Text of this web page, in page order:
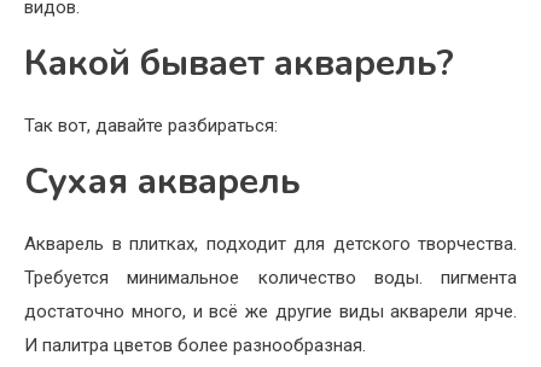
видов.
Какой бывает акварель?
Так вот, давайте разбираться:
Сухая акварель
Акварель в плитках, подходит для детского творчества.
Требуется минимальное количество воды. пигмента
достаточно много, и всё же другие виды акварели ярче.
И палитра цветов более разнообразная.